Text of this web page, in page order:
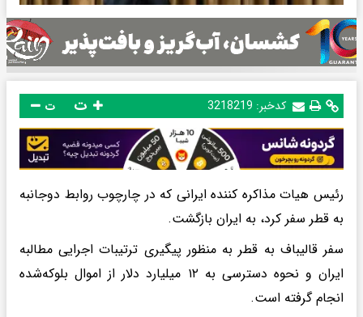
کدخبر: 3218219 ت
رئیس هیات مذاکره کننده ایرانی که در چارچوب روابط دوجانبه
به قطر سفر کرد، به ایران بازگشت.
سفر قالیباف به قطر به منظور پیگیری ترتیبات اجرایی مطالبه
ایران و نحوه دسترسی به ۱۲ میلیارد دلار از اموال بلوکه‌شده
انجام گرفته است.